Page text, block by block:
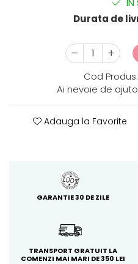
IN
Durata de
Cod Produs:
Ai nevoie de
Adauga la Favorite
GARANTIE 30 DE ZILE
TRANSPORT GRATUIT LA
COMENZI MAI MARI DE 350 LEI